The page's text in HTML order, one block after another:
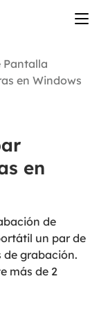
Pantalla
en Windows
en
de
un par de
de grabación.
más de 2